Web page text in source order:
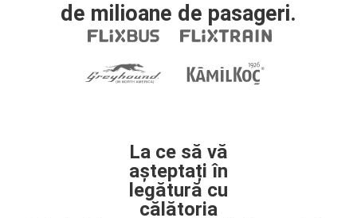
de milioane de pasageri.
La ce să vă
așteptați în
legătură cu
călătoria